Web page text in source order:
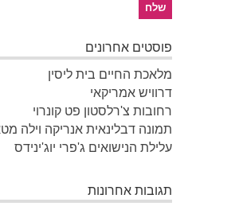
פוסטים אחרונים
מלאכת החיים בית ליסין
דרוויש אמריקאי
רחובות צ'רלסטון פט קונרוי
תמונה דבלינאית אנריקה וילה
עלילת הנישואים ג'פרי יוג'ינידס
תגובות אחרונות